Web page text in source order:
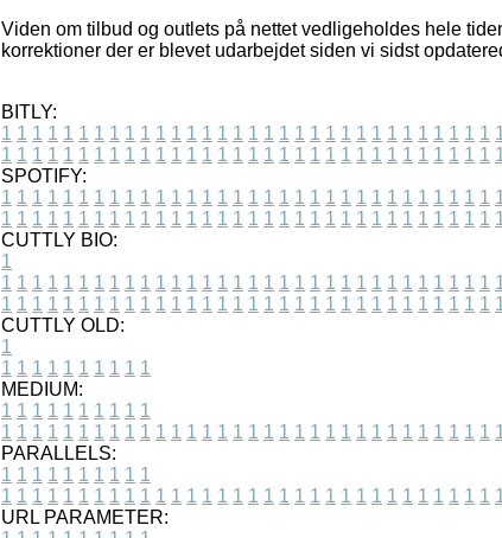
Viden om tilbud og outlets på nettet vedligeholdes hele
korrektioner der er blevet udarbejdet siden vi sidst
BITLY:
1 1 1 1 1 1 1 1 1 1 1 1 1 1 1 1 1 1 1 1 1 1 1 1 1 1 1 1 1 1 1 1
1 1 1 1 1 1 1 1 1 1 1 1 1 1 1 1 1 1 1 1 1 1 1 1 1 1 1 1 1 1 1 1
SPOTIFY:
1 1 1 1 1 1 1 1 1 1 1 1 1 1 1 1 1 1 1 1 1 1 1 1 1 1 1 1 1 1 1 1
1 1 1 1 1 1 1 1 1 1 1 1 1 1 1 1 1 1 1 1 1 1 1 1 1 1 1 1 1 1 1 1
CUTTLY BIO:
1
1 1 1 1 1 1 1 1 1 1 1 1 1 1 1 1 1 1 1 1 1 1 1 1 1 1 1 1 1 1 1 1
1 1 1 1 1 1 1 1 1 1 1 1 1 1 1 1 1 1 1 1 1 1 1 1 1 1 1 1 1 1 1 1
CUTTLY OLD:
1
1 1 1 1 1 1 1 1 1 1
MEDIUM:
1 1 1 1 1 1 1 1 1 1
1 1 1 1 1 1 1 1 1 1 1 1 1 1 1 1 1 1 1 1 1 1 1 1 1 1 1 1 1 1 1 1
PARALLELS:
1 1 1 1 1 1 1 1 1 1
1 1 1 1 1 1 1 1 1 1 1 1 1 1 1 1 1 1 1 1 1 1 1 1 1 1 1 1 1 1 1 1
URL PARAMETER: